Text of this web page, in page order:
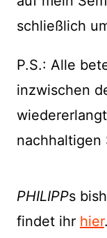
schließlich
P.S.: Alle
inzwischen
nachhaltigen
PHILIPPs
findet ihr hier